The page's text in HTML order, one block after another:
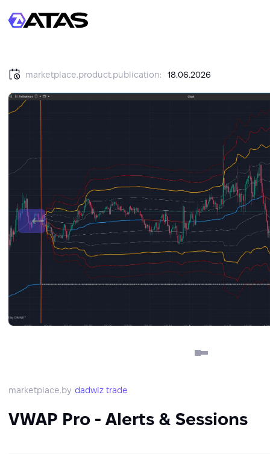
marketplace.product.publication: 18.06.2026
marketplace.by dadwiz trade
VWAP Pro - Alerts & Sessions